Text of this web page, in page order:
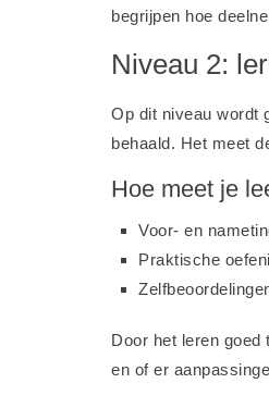
begrijpen hoe
Niveau 2:
Op dit niveau wordt
behaald. Het meet
Hoe meet je
Voor- en
Praktische
Door het leren goed
en of er